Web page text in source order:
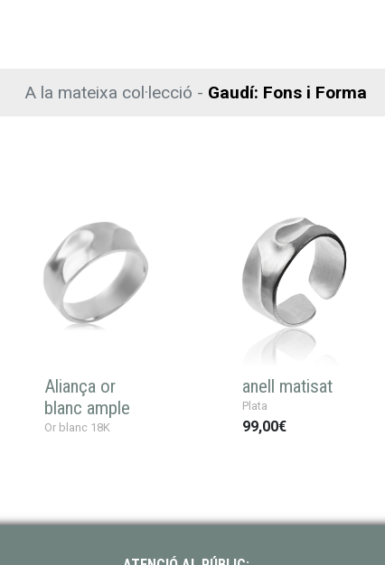
A la mateixa col·lecció - Gaudí: Fons i Forma
Aliança or
blanc ample
Or blanc 18K
anell matisat
Plata
99,00€